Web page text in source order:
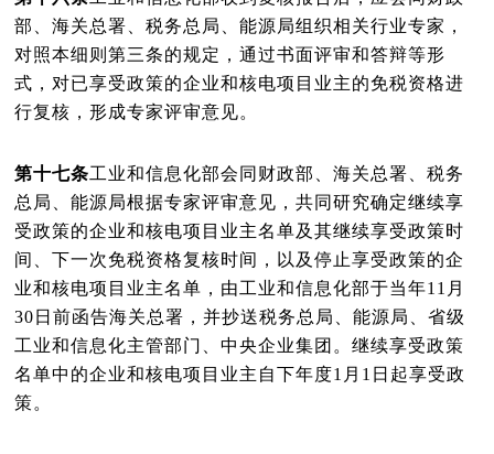
部、海关总署、税务总局、能源局组织相关行业专家，
对照本细则第三条的规定，通过书面评审和答辩等形
式，对已享受政策的企业和核电项目业主的免税资格进
行复核，形成专家评审意见。
第十七条工业和信息化部会同财政部、海关总署、税务
总局、能源局根据专家评审意见，共同研究确定继续享
受政策的企业和核电项目业主名单及其继续享受政策时
间、下一次免税资格复核时间，以及停止享受政策的企
业和核电项目业主名单，由工业和信息化部于当年11 月
30 日前函告海关总署，并抄送税务总局、能源局、省级
工业和信息化主管部门、中央企业集团。继续享受政策
名单中的企业和核电项目业主自下年度1 月 1 日起享受政
策。